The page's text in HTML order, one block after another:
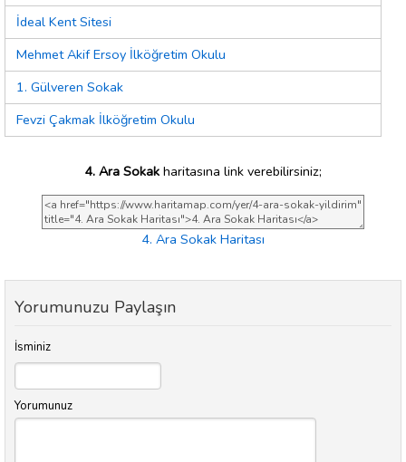
İdeal Kent Sitesi
Mehmet Akif Ersoy İlköğretim Okulu
1. Gülveren Sokak
Fevzi Çakmak İlköğretim Okulu
4. Ara Sokak haritasına link verebilirsiniz;
4. Ara Sokak Haritası
Yorumunuzu Paylaşın
İsminiz
Yorumunuz